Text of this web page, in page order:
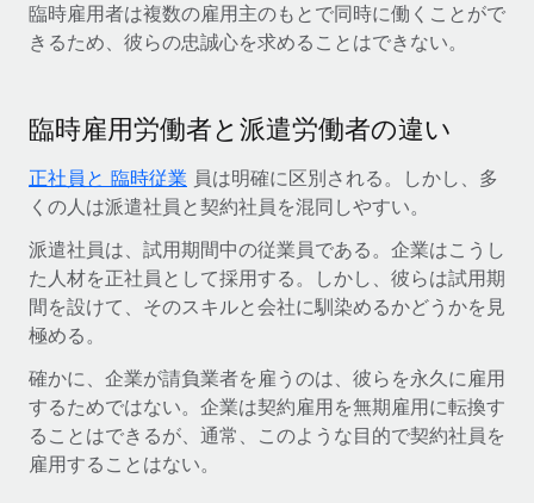
臨時雇用者は複数の雇用主のもとで同時に働くことがで
きるため、彼らの忠誠心を求めることはできない。
臨時雇用労働者と派遣労働者の違い
正社員と 臨時従業 員は明確に区別される。しかし、多
くの人は派遣社員と契約社員を混同しやすい。
派遣社員は、試用期間中の従業員である。企業はこうし
た人材を正社員として採用する。しかし、彼らは試用期
間を設けて、そのスキルと会社に馴染めるかどうかを見
極める。
確かに、企業が請負業者を雇うのは、彼らを永久に雇用
するためではない。企業は契約雇用を無期雇用に転換す
ることはできるが、通常、このような目的で契約社員を
雇用することはない。